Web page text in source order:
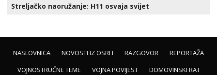
Streljačko naoružanje: H11 osvaja svijet
NASLOVNICA NOVOSTI IZ OSRH RAZGOVOR
REPORTAŽA
VOJNOSTRUČNE TEME
VOJNA POVIJEST
DOMOVINSKI RAT